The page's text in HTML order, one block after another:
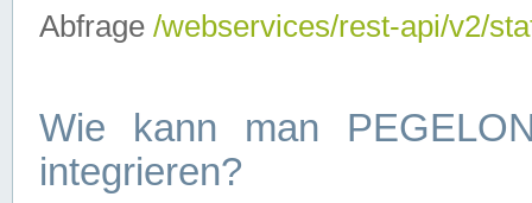
Abfrage /webservices/rest-api/v2/
Wie kann man
integrieren?